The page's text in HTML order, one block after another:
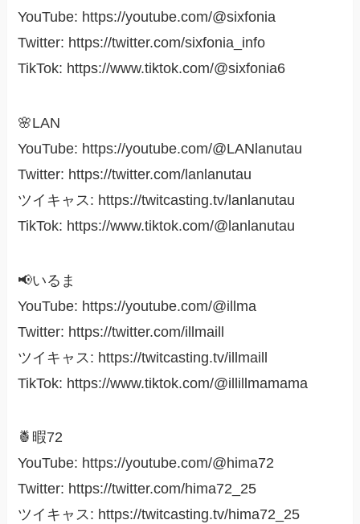
YouTube: https://youtube.com/@sixfonia
Twitter: https://twitter.com/sixfonia_info
TikTok: https://www.tiktok.com/@sixfonia6
🌸LAN
YouTube: https://youtube.com/@LANlanutau
Twitter: https://twitter.com/lanlanutau
ツイキャス: https://twitcasting.tv/lanlanutau
TikTok: https://www.tiktok.com/@lanlanutau
📢いるま
YouTube: https://youtube.com/@illma
Twitter: https://twitter.com/illmaill
ツイキャス: https://twitcasting.tv/illmaill
TikTok: https://www.tiktok.com/@illillmamama
🍍暇72
YouTube: https://youtube.com/@hima72
Twitter: https://twitter.com/hima72_25
ツイキャス: https://twitcasting.tv/hima72_25